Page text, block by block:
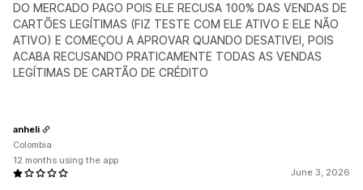
DO MERCADO PAGO POIS ELE RECUSA 100% DAS VENDAS DE
CARTÕES LEGÍTIMAS (FIZ TESTE COM ELE ATIVO E ELE NÃO
ATIVO) E COMEÇOU A APROVAR QUANDO DESATIVEI, POIS
ACABA RECUSANDO PRATICAMENTE TODAS AS VENDAS
LEGÍTIMAS DE CARTÃO DE CRÉDITO
June 3, 2026
anheli
Colombia
12 months using the app